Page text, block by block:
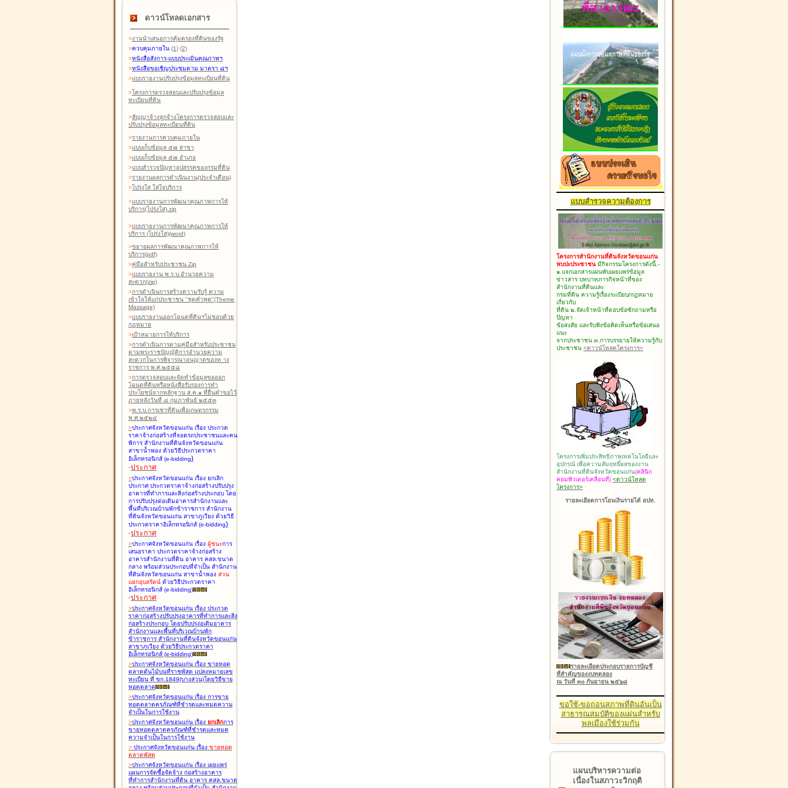
ดาวน์โหลดเอกสาร
>งานนำเสนอการคุ้มครองที่ดินของรัฐ
>ควบคุมภายใน (1) (2)
>หนังสือสังการ-แบบประเมินคุณภาพฯ
>หนังสือขอเชิญประชุมตาม มาตรา ๘ฯ
>แบบรายงานปรับปรุงข้อมูลทะเบียนที่ดิน
>โครงการตรวจสอบและปรับปรุงข้อมูล
ทะเบียนที่ดิน
>สัญญาจ้างลูกจ้างโครงการตรวจสอบและ
ปรับปรุงข้อมูลทะเบียนที่ดิน
>รายงานการควบคุมภายใน
>แบบเก็บข้อมูล ๕๗ สาขา
>แบบเก็บข้อมูล ๕๗ อำเภอ
>แบบสำรวจปัญหาอุปสรรคของกรมที่ดิน
>รายงานผลการดำเนินงาน(ประจำเดือน)
>โปร่งใส ใส่ใจบริการ
>แบบรายงานการพัฒนาคุณภาพการให้
บริการ(โปร่งใส).zip
>แบบรายงานการพัฒนาคุณภาพการให้
บริการ (โปร่งใส)(word)
>ขยายผลการพัฒนาคุณภาพการให้
บริการ(pdf)
>คู่มือสำหรับประชาชน Zip
>แบบรายงาน พ.ร.บ.อำนวยความ
สะดวก(zip)
>การดำเนินการสร้างความรับรู้ ความ
เข้าใจให้แก่ประชาชน "ชุดคำพูด"(Theme
Massage)
>แบบรายงานออกโฉนดที่ดินฯไม่ชอบด้วย
กฎหมาย
>เป้าหมายการให้บริการ
>การดำเนินการตามคู่มือสำหรับประชาชน
ตามพระราชบัญญัติการอำนวยความ
สะดวกในการพิจารณาอนุญาตของท าง
ราชการ พ.ศ.๒๕๕๘
>การตรวจสอบและจัดทำข้อมูลขอออก
โฉนดที่ดินหรือหนังสือรับรองการทำ
ประโยชน์จากหลักฐาน ส.ค.๑ ที่ยื่นคำขอไว้
ภายหลังวันที่ ๘ กุมภาพันธ์ ๒๕๕๓
>พ.ร.บ.การเช่าที่ดินเพื่อเกษตรกรรม
พ.ศ.๒๕๒๔
>ประกาศจังหวัดขอนแก่น เรื่อง ประกวด
ราคาจ้างก่อสร้างที่จอดรถประชาชนและคน
พิการ สำนักงานที่ดินจังหวัดขอนแก่น
สาขาน้ำพอง ด้วยวิธีประกวดราคา
อิเล็กทรอนิกส์ (e-bidding)
-ประกาศ
>ประกาศจังหวัดขอนแก่น เรื่อง ยกเลิก
ประกาศ ประกวดราคาจ้างก่อสร้างปรับปรุง
อาคารที่ทำการและสิ่งก่อสร้างประกอบ โดย
การปรับปรุงต่อเติมอาคารสำนักงานและ
พื้นที่บริเวณบ้านพักข้าราชการ สำนักงาน
ที่ดินจังหวัดขอนแก่น สาขาภูเวียง ด้วยวิธี
ประกวดราคาอิเล็กทรอนิกส์ (e-bidding)
-ประกาศ
>ประกาศจังหวัดขอนแก่น เรื่อง ผู้ชนะการ
เสนอราคา ประกวดราคาจ้างก่อสร้าง
อาคารสำนักงานที่ดิน อาคาร คสล.ขนาด
กลาง พร้อมส่วนประกอบที่จำเป็น สำนักงาน
ที่ดินจังหวัดขอนแก่น สาขาน้ำพอง ส่วน
แยกอุบลรัตน์ ด้วยวิธีประกวดราคา
อิเล็กทรอนิกส์ (e-bidding)
-ประกาศ
>ประกาศจังหวัดขอนแก่น เรื่อง ประกวด
ราคาก่อสร้างปรับปรุงอาคารที่ทำการและสิ่ง
ก่อสร้างประกอบ โดยปรับปรุง่อเติมอาคาร
สำนักงานและพื้นที่บริเวณบ้านพัก
ข้าราชการ สำนักงานที่ดินจังหวัดขอนแก่น
สาขาภูเวียง ด้วยวิธีประกวดราคา
อิเล็กทรอนิกส์ (e-bidding)
>ประกาศจังหวัดขอนแก่น เรื่อง ขายทอด
ตลาดต้นไม้บนที่ราชพัสดุ แปลงหมายเลข
ทะเบียน ที่ ขก.1849(บางส่วน)โดยวิธีขาย
ทอดตลาด
>ประกาศจังหวัดขอนแก่น เรื่อง การขาย
ทอดตลาดครุภัณฑ์ที่ชำรุดและหมดความ
จำเป็นในการใช้งาน
>ประกาศจังหวัดขอนแก่น เรื่อง ยกเลิกการ
ขายทอดตลาดครุภัณฑ์ที่ชำรุดและหมด
ความจำเป็นในการใช้งาน
> ประกาศจังหวัดขอนแก่น เรื่อง ขายทอด
ตลาดพัสดุ
>ประกาศจังหวัดขอนแก่น เรื่อง เผยแพร่
แผนการจัดซื้อจัดจ้าง ก่อสร้างอาคาร
ที่ทำการสำนักงานที่ดิน อาคาร คสล.ขนาด
แบบสำรวจความต้องการ
โครงการสำนักงานที่ดินจังหวัดขอนแก่น
พบปะประชาชน มีกิจกรรมโครงการดังนี้.-
๑.แจกเอกสารแผ่นพับเผยแพร่ข้อมูล
ข่าวสาร บทบาทภารกิจหน้าที่ของ
สำนักงานที่ดินและ
กรมที่ดิน ความรู้เรื่องระเบียบ/กฎหมาย
เกี่ยวกับ
ที่ดิน ๒.จัดเจ้าหน้าที่ตอบข้อซักถามหรือ
ปัญหา
ข้อสงสัย และรับฟังข้อคิดเห็นหรือข้อเสนอ
แนะ
จากประชาชน ๓.การบรรยายให้ความรู้กับ
ประชาชน <ดาวน์โหลดโครงการ>
โครงการเพิ่มประสิทธิภาพเทคโนโลยีและ
อุปกรณ์ เพื่อความสัมฤทธิ์ผลของงาน
สำนักงานที่ดินจังหวัดขอนแก่น(คลินิก
คอมพิวเตอร์เคลื่อนที่) <ดาวน์โหลด
โครงการ>
รายละเอียดการโอนเงินรายได้ อปท.
รายละเอียดประกอบรายการบัญชี
ที่สำคัญของงบทดลอง
ณ วันที่ ๓๐ กันยายน ๒๕๖๘
ขอใช้-ขอถอนสภาพที่ดินอันเป็น
สาธารณสมบัติของแผ่นสำหรับ
พลเมืองใช้ร่วมกัน
แผนบริหารความต่อ
เนื่องในสภาวะวิกฤติ